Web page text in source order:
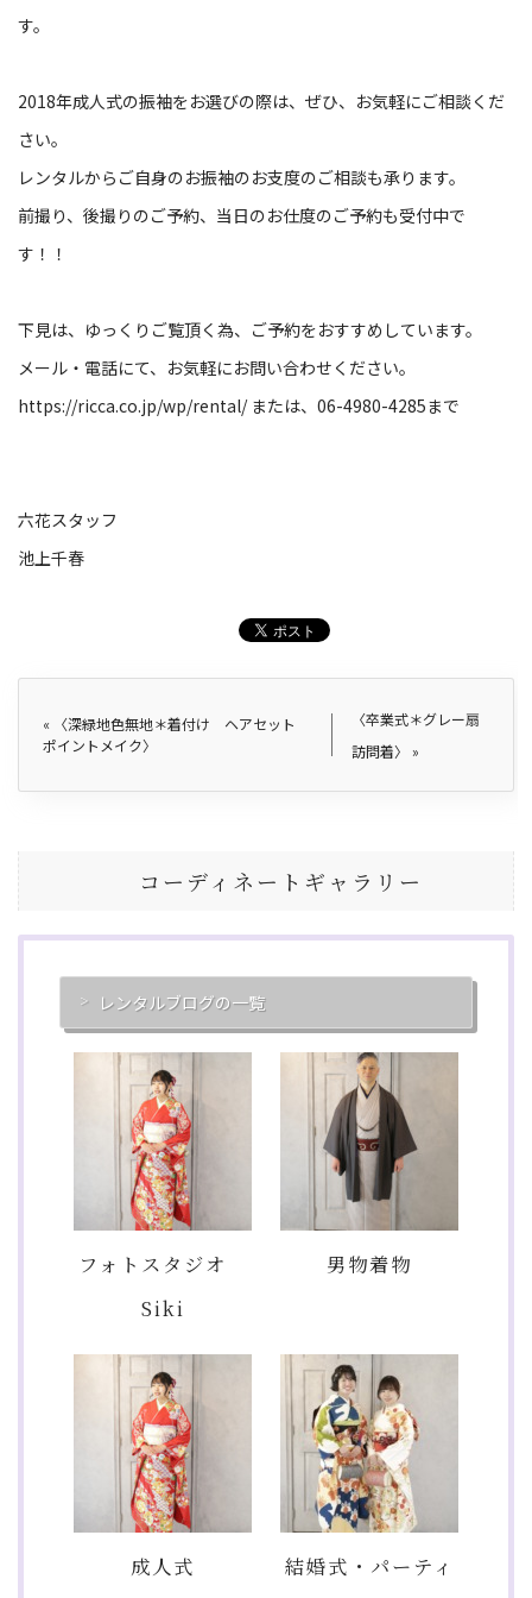
す。
2018年成人式の振袖をお選びの際は、ぜひ、お気軽にご相談くだ
さい。
レンタルからご自身のお振袖のお支度のご相談も承ります。
前撮り、後撮りのご予約、当日のお仕度のご予約も受付中で
す！！
下見は、ゆっくりご覧頂く為、ご予約をおすすめしています。
メール・電話にて、お気軽にお問い合わせください。
https://ricca.co.jp/wp/rental/ または、06-4980-4285まで
六花スタッフ
池上千春
« 〈深緑地色無地＊着付け ヘアセット
ポイントメイク〉
〈卒業式＊グレー扇
訪問着〉 »
コーディネートギャラリー
レンタルブログの一覧
フォトスタジオ
Siki
男物着物
成人式
結婚式・パーティ